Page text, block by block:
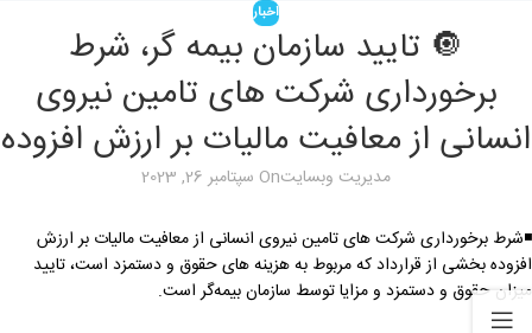
اخبار
🔘 تایید سازمان بیمه گر، شرط
برخورداری شرکت های تامین نیروی
انسانی از معافیت مالیات بر ارزش افزوده
مدیریت وبسایتOn سپتامبر 26, 2023
◾️شرط برخورداری شرکت های تامین نیروی انسانی از معافیت مالیات بر ارزش
افزوده بخشی از قرارداد که مربوط به هزینه های حقوق و دستمزد است، تایید
میزان حقوق و دستمزد و مزایا توسط سازمان بیمه‌گر است.